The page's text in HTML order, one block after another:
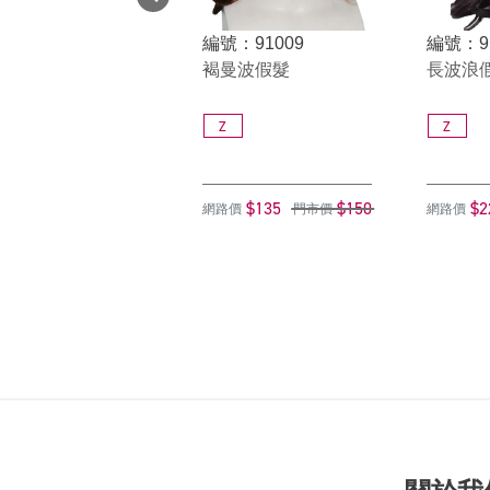
編號：91009
褐曼波假髮
Z
網路價 $135 門市價 $150
編號：
長波浪
Z
網路價